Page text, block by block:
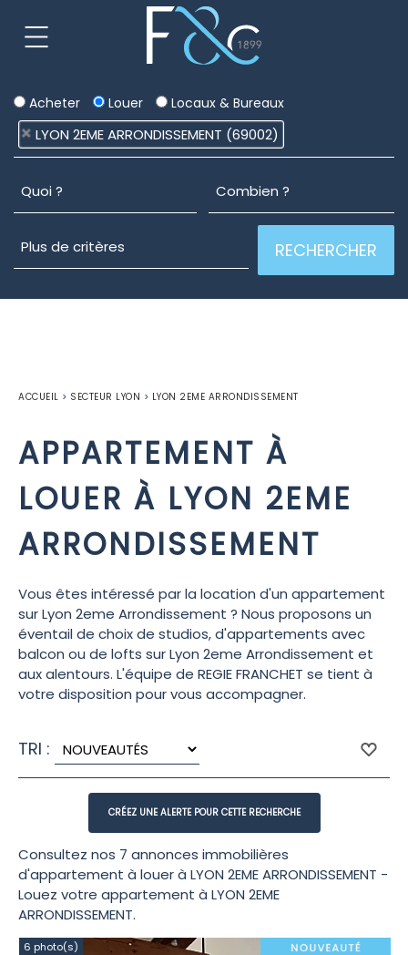
Acheter Louer Locaux & Bureaux
LYON 2EME ARRONDISSEMENT (69002)
ACCUEIL > SECTEUR LYON > LYON 2EME ARRONDISSEMENT
APPARTEMENT À
LOUER À LYON 2EME
ARRONDISSEMENT
Vous êtes intéressé par la location d'un appartement
sur Lyon 2eme Arrondissement ? Nous proposons un
éventail de choix de studios, d'appartements avec
balcon ou de lofts sur Lyon 2eme Arrondissement et
aux alentours. L'équipe de REGIE FRANCHET se tient à
votre disposition pour vous accompagner.
TRI :
Consultez nos 7 annonces immobilières
d'appartement à louer à LYON 2EME ARRONDISSEMENT -
Louez votre appartement à LYON 2EME
ARRONDISSEMENT.
6 photo(s)